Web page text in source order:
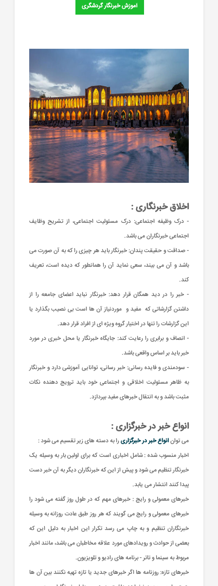
آموزش خبرنگار گردشگری
اخلاق خبرنگاری :
- درک وظیفه اجتماعی: درک مسئولیت اجتماعی، از تشریح وظایف
اجتماعی خبرنگاران می باشد.
- صداقت و حقیقت پندان: خبرنگار باید هر چیزی را که به آن صورت می
باشد و آن می بیند، سعی نماید آن را همان‏طور که دیده است، تعریف
کند.
- خبر را در دید همگان قرار دهد: خبرنگار نباید اعضای جامعه را از
داشتن گزارشاتی که مفید و موردنیاز آن ها است بی نصیب بگذارد یا
این گزارشات را تنها در اختیار گروه ویژه ای از افراد قرار دهد.
- انصاف و برابری را رعایت کند: جایگاه خبرنگار یا محل خبری در مورد
خبر باید بر اساس واقعی باشد.
- سودمندی و فایده‏ رسانی: خبر رسانی، توانایی آموزشی دارد و خبرنگار
به ظاهر مسئولیت اخلاقی و اجتماعی خود باید ترویج دهنده نکات
مثبت باشد و به انتقال خبرهای مفید بپردازد.
انواع خبر در خبرگزاری :
می توانانواع خبر در خبرگزاریرا به دسته های زیر تقسیم می شود :
اخبار منسوب شده : شامل اخباری است که برای اولین بار به وسیله یک
خبرنگار تنظیم می شود و پیش از این که خبرنگاران دیگر به آن خبر دست
پیدا کنند انتشار می یابد.
خبرهای معمولی و رایج : خبرهای مهم که در طول روز گفته می شود را
خبرهای معمولی و رایج می گویند که هر روز طبق عادت روزانه به وسیله
خبرنگاران تنظیم و به چاپ می رسد تکرار این اخبار به دلیل این که
بعضی از حوادث و رویدادهای مورد علاقه مخاطبان می باشد، مانند اخبار
مربوط به سینما و تاتر - برنامه های رادیو و تلویزیون.
خبرهای تازه: روزنامه ها اگر خبرهای جدید یا تازه تهیه نکنند بین آن ها